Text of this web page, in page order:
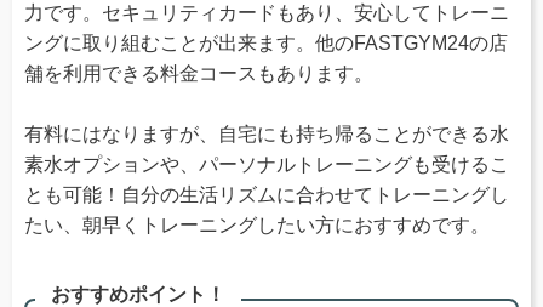
力です。セキュリティカードもあり、安心してトレーニ
ングに取り組むことが出来ます。他のFASTGYM24の店
舗を利用できる料金コースもあります。
有料にはなりますが、自宅にも持ち帰ることができる水
素水オプションや、パーソナルトレーニングも受けるこ
とも可能！自分の生活リズムに合わせてトレーニングし
たい、朝早くトレーニングしたい方におすすめです。
おすすめポイント！